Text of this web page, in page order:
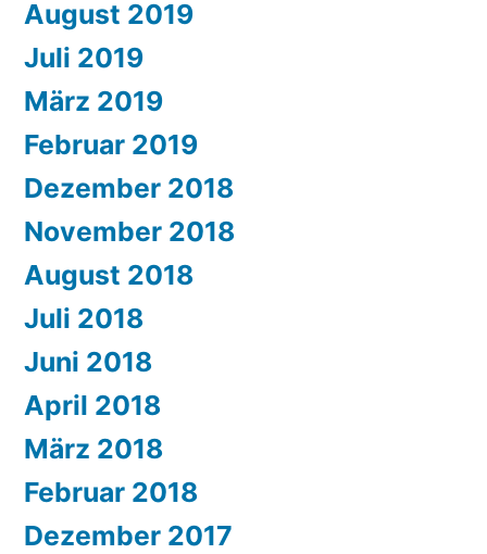
August 2019
Juli 2019
März 2019
Februar 2019
Dezember 2018
November 2018
August 2018
Juli 2018
Juni 2018
April 2018
März 2018
Februar 2018
Dezember 2017